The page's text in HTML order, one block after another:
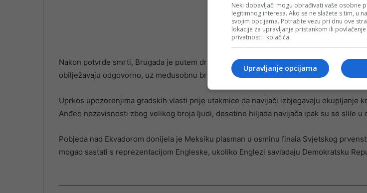
Nakon potvrde smrti, Brugada je putem društvenih mreža pozvala građane da
obilježavaju odgovorno, uz međusobnu brigu i poštovanje.
Uprkos upozorenjima gradskih vlasti prije utakmice da navijači izbjegavaju okupljanje
Anđeo nezavisnosti zbog velikog broja ljudi, desetine hiljada navijača ipak su se slile u
Pobjeda nad Ekvadorom donijela je Meksiku plasman u osminu finala Svjetskog
mogao sastati s reprezentacijom Engleske, ukoliko Englezi savladaju Demokratsku
Neki dobavljači mogu obrađivati vaše osobne
legitimnog interesa. Ako se ne slažete s tim, u
svojim opcijama. Potražite vezu pri dnu ove
lokacije za upravljanje pristankom ili
privatnosti i kolačića.
Upravljanje opcijama